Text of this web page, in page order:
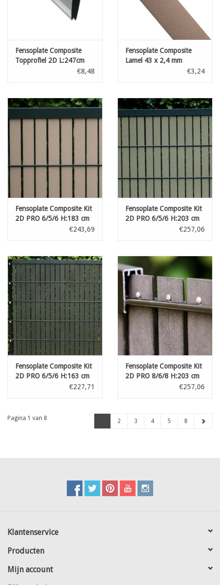
Fensoplate Composite
Topprofiel 2D L:247cm
€8,48
Fensoplate Composite
Lamel 43 x 2,4 mm
€3,24
Fensoplate Composite Kit
2D PRO 6/5/6 H:183 cm
€243,69
Fensoplate Composite Kit
2D PRO 6/5/6 H:203 cm
L:250 cm Green Grey€257,06
Fensoplate Composite Kit
2D PRO 6/5/6 H:163 cm
€227,71
Fensoplate Composite Kit
2D PRO 8/6/8 H:203 cm
L:250 cm Graphite Black
€257,06
Pagina 1 van 8 2 3 4 5 8
Klantenservice
Producten
Mijn account